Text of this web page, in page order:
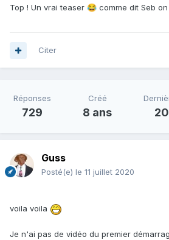
Top ! Un vrai teaser 😂 comme dit Seb
Citer
Réponses
729
Créé
8 ans
Guss
Posté(e) le 11 juillet 2020
voila voila
Je n'ai pas de vidéo du premier